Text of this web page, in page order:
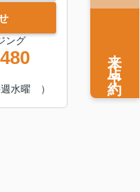
ング
水曜 ）
来店予約